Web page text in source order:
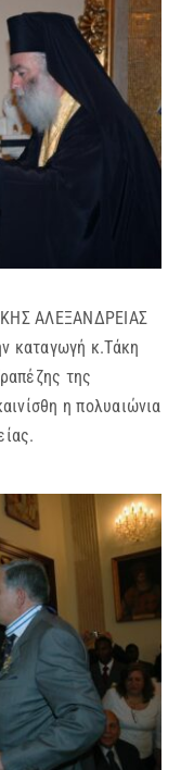
ΑΛΕΞΑΝΔΡΕΙΑΣ
καταγωγή κ.Τάκη
της
η πολυαιώνια